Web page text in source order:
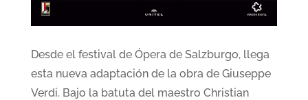
Desde el festival de Ópera de Salzburgo, llega
esta nueva adaptación de la obra de Giuseppe
Verdi. Bajo la batuta del maestro Christian